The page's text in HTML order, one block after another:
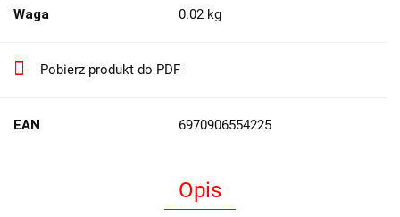
Waga 0.02 kg
Pobierz produkt do PDF
EAN 6970906554225
Opis